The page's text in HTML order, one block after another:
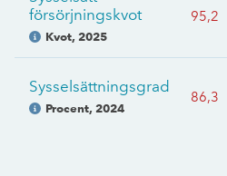
försörjningskvot
Kvot, 2025
95,2
Sysselsättningsgrad
Procent, 2024
86,3